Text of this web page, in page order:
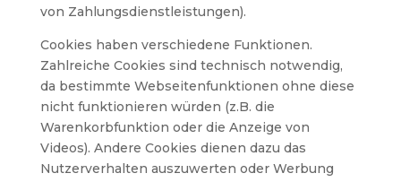
von Zahlungsdienstleistungen).
Cookies haben verschiedene Funktionen.
Zahlreiche Cookies sind technisch notwendig,
da bestimmte Webseitenfunktionen ohne diese
nicht funktionieren würden (z.B. die
Warenkorbfunktion oder die Anzeige von
Videos). Andere Cookies dienen dazu das
Nutzerverhalten auszuwerten oder Werbung